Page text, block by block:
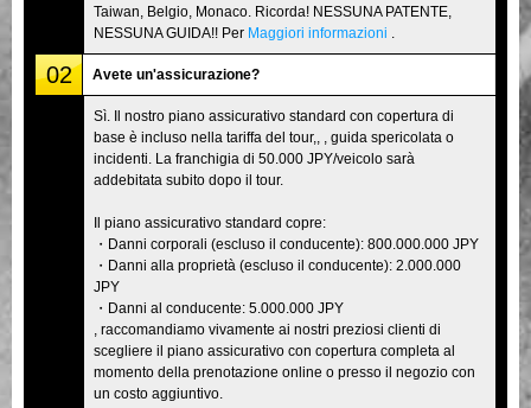
Taiwan, Belgio, Monaco. Ricorda! NESSUNA PATENTE,
NESSUNA GUIDA!! Per Maggiori informazioni
02 Avete un'assicurazione?
Sì. Il nostro piano assicurativo standard con copertura di
base è incluso nella tariffa del tour,, , guida spericolata o
incidenti. La franchigia di 50.000 JPY/veicolo sarà
addebitata subito dopo il tour.
Il piano assicurativo standard copre:
・Danni corporali (escluso il conducente): 800.000.000 JPY
・Danni alla proprietà (escluso il conducente): 2.000.000
JPY
・Danni al conducente: 5.000.000 JPY
, raccomandiamo vivamente ai nostri preziosi clienti di
scegliere il piano assicurativo con copertura completa al
momento della prenotazione online o presso il negozio con
un costo aggiuntivo.